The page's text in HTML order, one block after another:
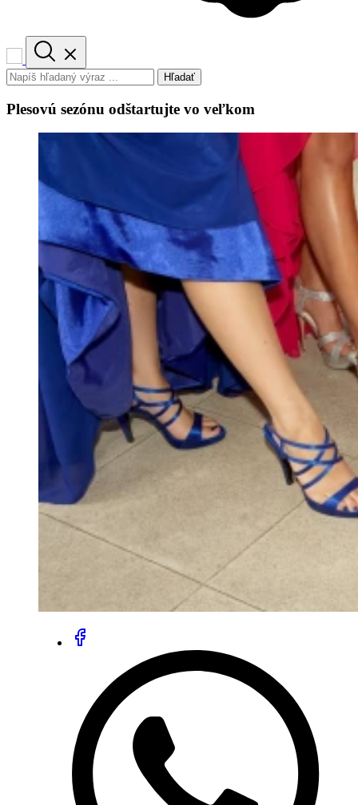
Hľadať
Plesovú sezónu odštartujte vo veľkom